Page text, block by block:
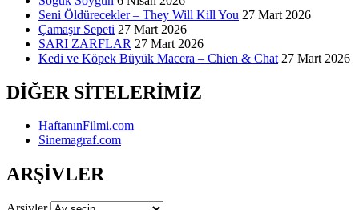
Seni Öldürecekler – They Will Kill You 27 Mart 2026
Çamaşır Sepeti 27 Mart 2026
SARI ZARFLAR 27 Mart 2026
Kedi ve Köpek Büyük Macera – Chien & Chat 27 Mart 2026
DIĞER SITELERIMIZ
HaftanınFilmi.com
Sinemagraf.com
ARŞIVLER